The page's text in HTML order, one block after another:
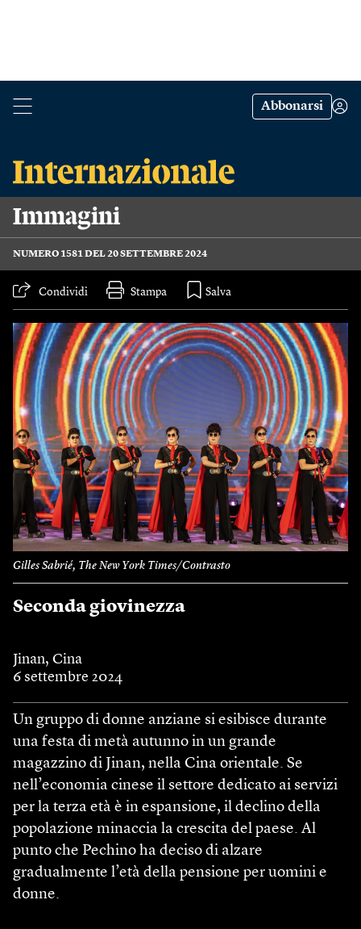
Abbonarsi
Immagini
NUMERO 1581 DEL 20 SETTEMBRE 2024
Condividi Stampa
Gilles Sabrié, The New York Times/Contrasto
Seconda giovinezza
Jinan, Cina
6 settembre 2024
Un gruppo di donne anziane si esibisce durante
una festa di metà autunno in un grande
magazzino di Jinan, nella Cina orientale. Se
nell’economia cinese il settore dedicato ai servizi
per la terza età è in espansione, il declino della
popolazione minaccia la crescita del paese. Al
punto che Pechino ha deciso di alzare
gradualmente l’età della pensione per uomini e
donne.